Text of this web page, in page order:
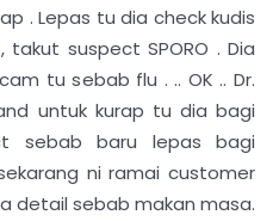
. Lepas tu dia check kudis
suspect SPORO . Dia
tu sebab flu . .. OK .. Dr.
untuk kurap tu dia bagi
sebab baru lepas bagi
ni ramai customer
detail sebab makan masa.